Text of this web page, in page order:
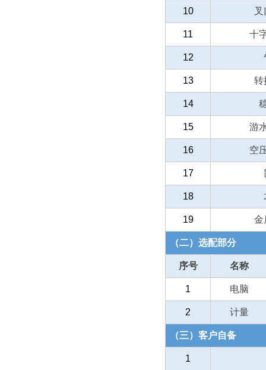
10
11 十
12
13 转
14
15 游
16 空
17
18
19 金
（二）选配部分
序号 名称
1 电脑
2 计量
（三）客户自备
1